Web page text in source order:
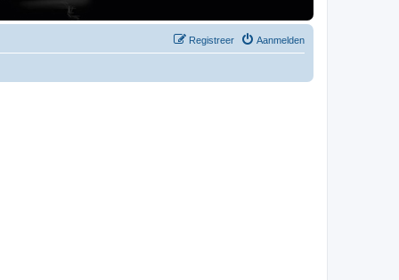
Aanmelden
Registreer